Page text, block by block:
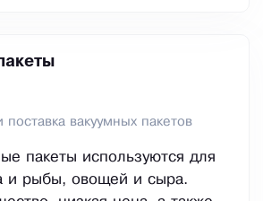
поставка вакуумных пакетов
пакеты используются для
и рыбы, овощей и сыра.